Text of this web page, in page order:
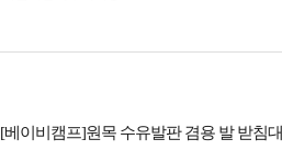
[베이비캠프]원목 수유발판 겸용 발 받침대